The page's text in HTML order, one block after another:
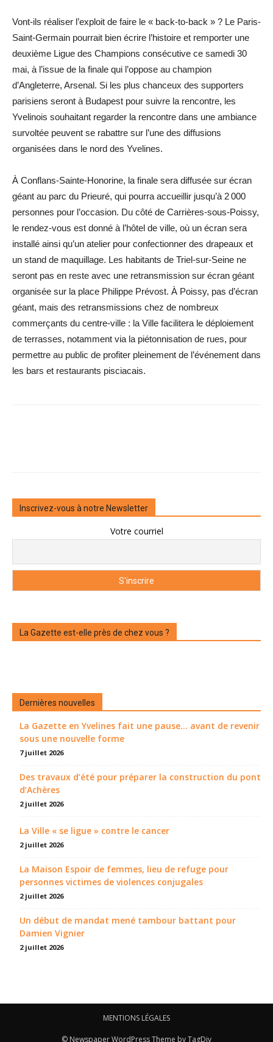
Vont-ils réaliser l’exploit de faire le « back-to-back » ? Le Paris-
Saint-Germain pourrait bien écrire l’histoire et remporter une
deuxième Ligue des Champions consécutive ce samedi 30
mai, à l’issue de la finale qui l’oppose au champion
d’Angleterre, Arsenal. Si les plus chanceux des supporters
parisiens seront à Budapest pour suivre la rencontre, les
Yvelinois souhaitant regarder la rencontre dans une ambiance
survoltée peuvent se rabattre sur l’une des diffusions
organisées dans le nord des Yvelines.
À Conflans-Sainte-Honorine, la finale sera diffusée sur écran
géant au parc du Prieuré, qui pourra accueillir jusqu’à 2 000
personnes pour l’occasion. Du côté de Carrières-sous-Poissy,
le rendez-vous est donné à l’hôtel de ville, où un écran sera
installé ainsi qu’un atelier pour confectionner des drapeaux et
un stand de maquillage. Les habitants de Triel-sur-Seine ne
seront pas en reste avec une retransmission sur écran géant
organisée sur la place Philippe Prévost. À Poissy, pas d’écran
géant, mais des retransmissions chez de nombreux
commerçants du centre-ville : la Ville facilitera le déploiement
de terrasses, notamment via la piétonnisation de rues, pour
permettre au public de profiter pleinement de l’événement dans
les bars et restaurants pisciacais.
Inscrivez-vous à notre Newsletter
Votre courriel
La Gazette est-elle près de chez vous ?
Dernières nouvelles
La Gazette en Yvelines fait une pause... avant de revenir
sous une nouvelle forme
7 juillet 2026
Des travaux d’été pour préparer la construction du pont
d’Achères
2 juillet 2026
La Ville « se ligue » contre le cancer
2 juillet 2026
La Maison Espoir de femmes, lieu de refuge pour
personnes victimes de violences conjugales
2 juillet 2026
Un début de mandat mené tambour battant pour
Damien Vignier
2 juillet 2026
MENTIONS LÉGALES
© Newspaper WordPress Theme by TagDiv